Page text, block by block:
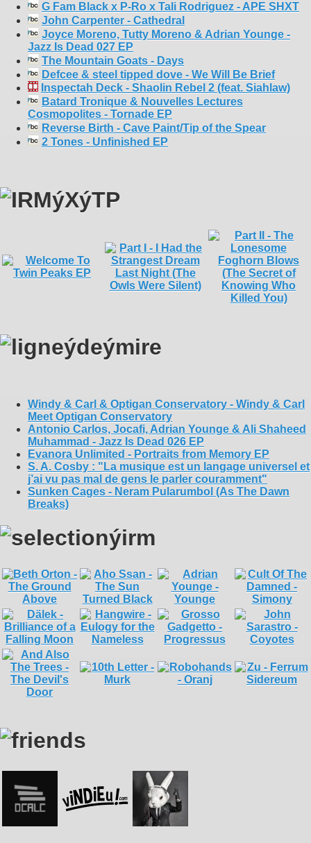
G Fam Black x P-Ro x Tali Rodriguez - APE SHXT
John Carpenter - Cathedral
Joyce Moreno, Tutty Moreno & Adrian Younge -
Jazz Is Dead 027 EP
The Mountain Goats - Days
Defcee & steel tipped dove - We Will Be Brief
Inspectah Deck - Shaolin Rebel 2 (feat. Siahlaw)
Batard Tronique & Nouvelles Lectures
Cosmopolites - Tornade EP
Reverse Birth - Cave Paint/Tip of the Spear
2 Tones - Unfinished EP
Windy & Carl & Optigan Conservatory - Windy & Carl
Meet Optigan Conservatory
Antonio Carlos, Jocafi, Adrian Younge & Ali Shaheed
Muhammad - Jazz Is Dead 026 EP
Evanora Unlimited - Portraits from Memory EP
S. A. Cosby : "La musique est un langage universel et
j’ai vu pas mal de gens le parler couramment"
Sunken Cages - Neram Pularumbol (As The Dawn
Breaks)